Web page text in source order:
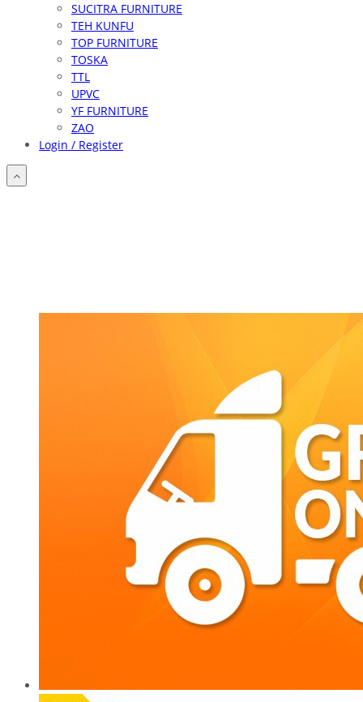
SUCITRA FURNITURE
TEH KUNFU
TOP FURNITURE
TOSKA
TTL
UPVC
YF FURNITURE
ZAO
Login / Register